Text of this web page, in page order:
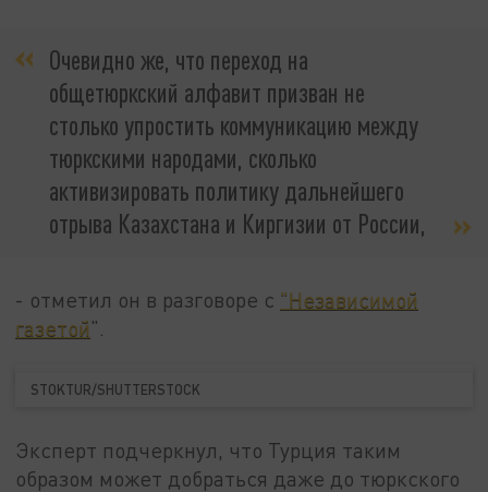
Очевидно же, что переход на
общетюркский алфавит призван не
столько упростить коммуникацию между
тюркскими народами, сколько
активизировать политику дальнейшего
отрыва Казахстана и Киргизии от России,
- отметил он в разговоре с "Независимой
газетой".
STOKTUR/SHUTTERSTOCK
Эксперт подчеркнул, что Турция таким
образом может добраться даже до тюркского